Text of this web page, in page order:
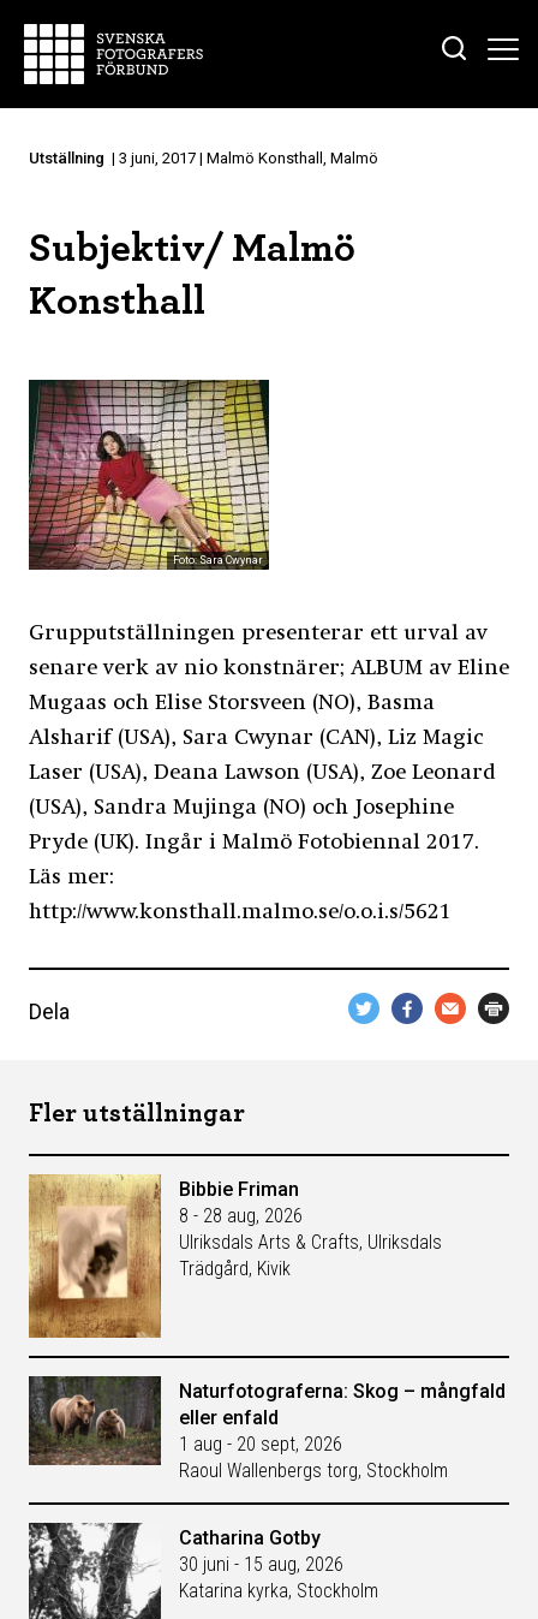
Utställning | 3 juni, 2017 | Malmö Konsthall, Malmö
Subjektiv/ Malmö
Konsthall
Foto: Sara Cwynar
Grupputställningen presenterar ett urval av
senare verk av nio konstnärer; ALBUM av Eline
Mugaas och Elise Storsveen (NO), Basma
Alsharif (USA), Sara Cwynar (CAN), Liz Magic
Laser (USA), Deana Lawson (USA), Zoe Leonard
(USA), Sandra Mujinga (NO) och Josephine
Pryde (UK). Ingår i Malmö Fotobiennal 2017.
Läs mer:
http://www.konsthall.malmo.se/o.o.i.s/5621
Dela
Fler utställningar
Bibbie Friman
8 - 28 aug, 2026
Ulriksdals Arts & Crafts, Ulriksdals
Trädgård, Kivik
Naturfotograferna: Skog – mångfald
eller enfald
1 aug - 20 sept, 2026
Raoul Wallenbergs torg, Stockholm
Catharina Gotby
30 juni - 15 aug, 2026
Katarina kyrka, Stockholm